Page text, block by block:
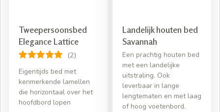
Tweepersoonsbed
Elegance Lattice
(2)
Eigentijds bed met
kenmerkende lamellen
die horizontaal over het
hoofdbord lopen
Landelijk houten bed
Savannah
Een prachtig houten bed
met een landelijke
uitstraling. Ook
leverbaar in lange
lengtematen en met laag
of hoog voetenbord.